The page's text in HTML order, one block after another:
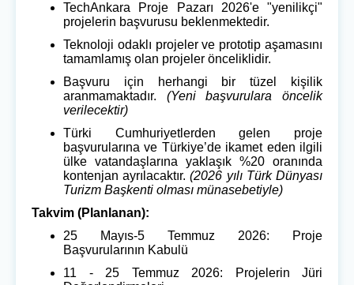
TechAnkara Proje Pazarı 2026'e "yenilikçi"
projelerin başvurusu beklenmektedir.
Teknoloji odaklı projeler ve prototip aşamasını
tamamlamış olan projeler önceliklidir.
Başvuru için herhangi bir tüzel kişilik
aranmamaktadır. (Yeni başvurulara öncelik
verilecektir)
Türki Cumhuriyetlerden gelen proje
başvurularına ve Türkiye’de ikamet eden ilgili
ülke vatandaşlarına yaklaşık %20 oranında
kontenjan ayrılacaktır.(2026 yılı Türk Dünyası
Turizm Başkenti olması münasebetiyle)
Takvim (Planlanan):
25 Mayıs-5 Temmuz 2026: Proje
Başvurularının Kabulü
11 - 25 Temmuz 2026: Projelerin Jüri